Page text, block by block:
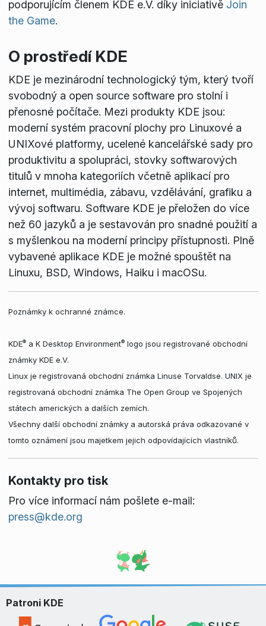
podporujícím členem KDE e.V. díky iniciativě Join
the Game.
O prostředí KDE
KDE je mezinárodní technologický tým, který tvoří
svobodný a open source software pro stolní i
přenosné počítače. Mezi produkty KDE jsou:
moderní systém pracovní plochy pro Linuxové a
UNIXové platformy, ucelené kancelářské sady pro
produktivitu a spolupráci, stovky softwarových
titulů v mnoha kategoriích včetně aplikací pro
internet, multimédia, zábavu, vzdělávání, grafiku a
vývoj softwaru. Software KDE je přeložen do více
než 60 jazyků a je sestavován pro snadné použití a
s myšlenkou na moderní principy přístupnosti. Plně
vybavené aplikace KDE je možné spouštět na
Linuxu, BSD, Windows, Haiku i macOSu.
Poznámky k ochranné známce.
KDE®a K Desktop Environment®logo jsou registrované obchodní
známky KDE e.V.
Linux je registrovaná obchodní známka Linuse Torvaldse. UNIX je
registrovaná obchodní známka The Open Group ve Spojených
státech amerických a dalších zemích.
Všechny další obchodní známky a autorská práva odkazované v
tomto oznámení jsou majetkem jejich odpovídajících vlastníků.
Kontakty pro tisk
Pro více informací nám pošlete e-mail:
press@kde.org
Patroni KDE